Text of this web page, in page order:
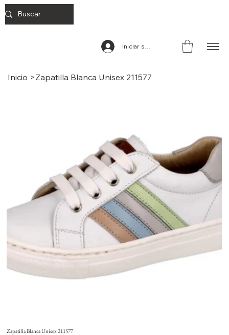
Iniciar sesión
Inicio > Zapatilla Blanca Unisex 211577
Zapatilla Blanca Unisex 211577